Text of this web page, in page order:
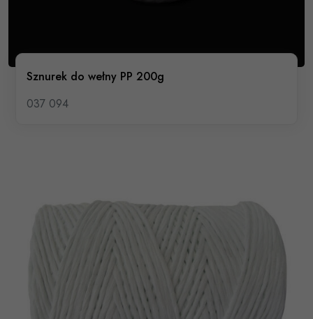
Sznurek do wełny PP 200g
037 094